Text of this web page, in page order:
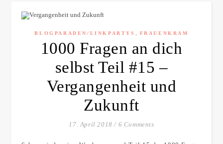
BLOGPARADEN/LINKPARTYS , FRAUENKRAM
1000 Fragen an dich
selbst Teil #15 –
Vergangenheit und
Zukunft
17. April 2018 / 6 Comments